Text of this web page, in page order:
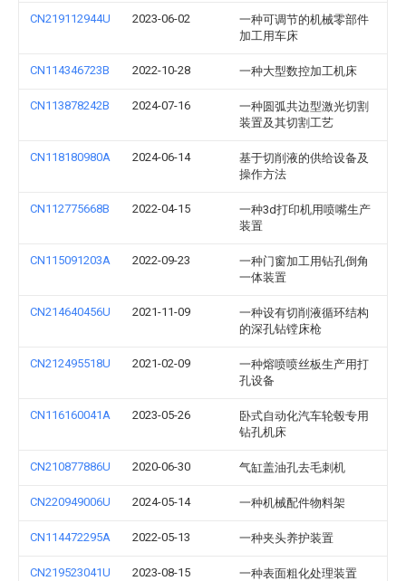
CN219112944U 2023-06-02
一种可调节的机械零部件
加工用车床
CN114346723B 2022-10-28 一种大型数控加工机床
CN113878242B 2024-07-16
一种圆弧共边型激光切割
装置及其切割工艺
CN118180980A 2024-06-14
基于切削液的供给设备及
操作方法
CN112775668B 2022-04-15
一种3d打印机用喷嘴生产
装置
CN115091203A 2022-09-23
一种门窗加工用钻孔倒角
一体装置
CN214640456U 2021-11-09
一种设有切削液循环结构
的深孔钻镗床枪
CN212495518U 2021-02-09
一种熔喷喷丝板生产用打
孔设备
CN116160041A 2023-05-26
卧式自动化汽车轮毂专用
钻孔机床
CN210877886U 2020-06-30 气缸盖油孔去毛刺机
CN220949006U 2024-05-14 一种机械配件物料架
CN114472295A 2022-05-13 一种夹头养护装置
CN219523041U 2023-08-15 一种表面粗化处理装置